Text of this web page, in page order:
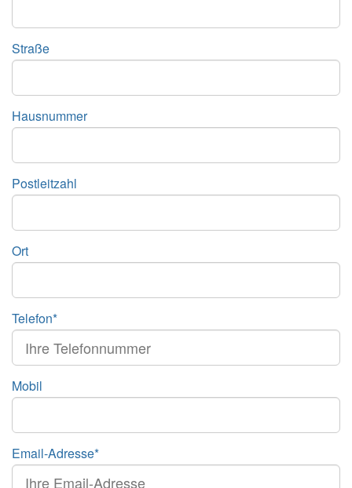
Straße
Hausnummer
Postleitzahl
Ort
Telefon*
Mobil
Email-Adresse*